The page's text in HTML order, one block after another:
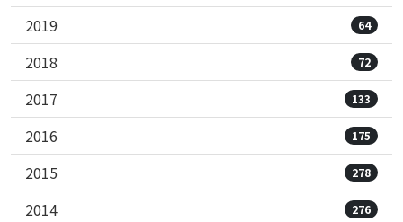
2019 64
2018 72
2017 133
2016 175
2015 278
2014 276